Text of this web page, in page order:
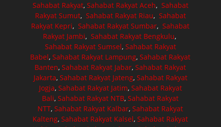
Sahabat Rakyat, Sahabat Rakyat Aceh, Sahabat
Rakyat Sumut, Sahabat Rakyat Riau, Sahabat
Rakyat Kepri,Sahabat Rakyat Sumbar,Sahabat
Rakyat Jambi, Sahabat Rakyat Bengkulu,
Sahabat Rakyat Sumsel, Sahabat Rakyat
Babel,Sahabat Rakyat Lampung,Sahabat Rakyat
Banten,Sahabat Rakyat Jabar,Sahabat Rakyat
Jakarta, Sahabat Rakyat Jateng, Sahabat Rakyat
Jogja, Sahabat Rakyat Jatim, Sahabat Rakyat
Bali,Sahabat Rakyat NTB,Sahabat Rakyat
NTT,Sahabat Rakyat Kalbar,Sahabat Rakyat
Kalteng,Sahabat Rakyat Kalsel,Sahabat Rakyat